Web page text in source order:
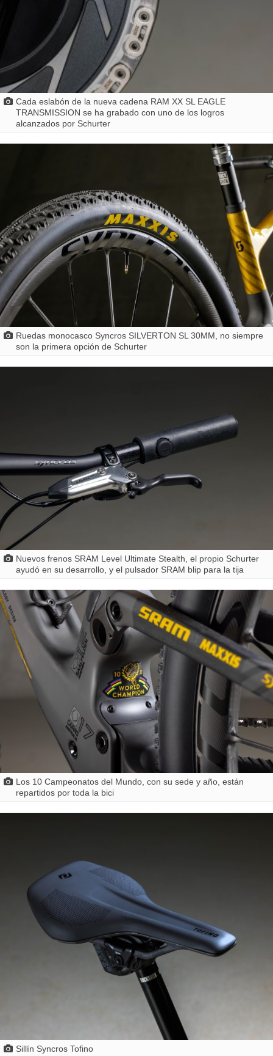
Cada eslabón de la nueva cadena RAM XX SL EAGLE
TRANSMISSION se ha grabado con uno de los logros
alcanzados por Schurter
Ruedas monocasco Syncros SILVERTON SL 30MM, no siempre
son la primera opción de Schurter
Nuevos frenos SRAM Level Ultimate Stealth, el propio Schurter
ayudó en su desarrollo, y el pulsador SRAM blip para la tija
Los 10 Campeonatos del Mundo, con su sede y año, están
repartidos por toda la bici
Sillín Syncros Tofino